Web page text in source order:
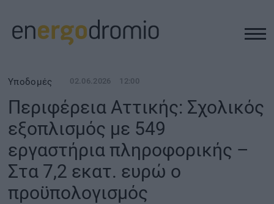
ΥΠΟΔΟΜΕΣ
REAL ESTATE
ΠΕΡΙΒΑΛΛΟΝ
ΕΝΕΡΓΕΙΑ
Υποδομές 02.06.2026 12:00
Περιφέρεια Αττικής: Σχολικός
εξοπλισμός με 549
εργαστήρια πληροφορικής –
Στα 7,2 εκατ. ευρώ ο
προϋπολογισμός